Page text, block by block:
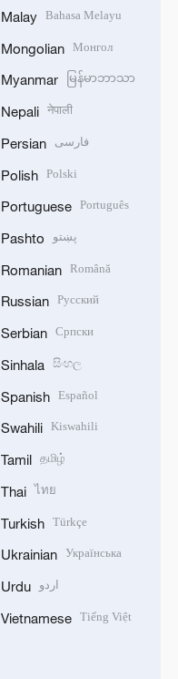
Malay Bahasa Melayu
Mongolian Монгол
Myanmar မြန်မာဘာသာ
Nepali नेपाली
Persian فارسی
Polish Polski
Portuguese Português
Pashto پښتو
Romanian Română
Russian Русский
Serbian Српски
Sinhala සිංහල
Spanish Español
Swahili Kiswahili
Tamil தமிழ்
Thai ไทย
Turkish Türkçe
Ukrainian Українська
Urdu اردو
Vietnamese Tiếng Việt